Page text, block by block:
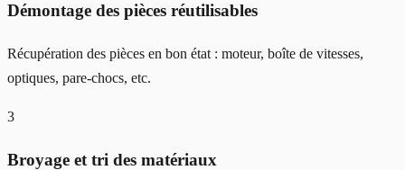
Démontage des pièces réutilisables
Récupération des pièces en bon état : moteur, boîte de vitesses,
optiques, pare-chocs, etc.
3
Broyage et tri des matériaux